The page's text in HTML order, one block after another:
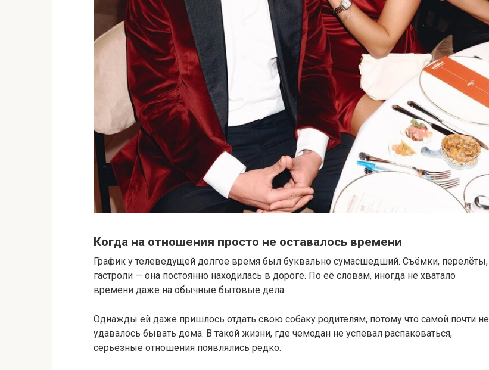
Когда на отношения просто не оставалось времени
График у телеведущей долгое время был буквально сумасшедший. Съёмки, перелёты,
гастроли — она постоянно находилась в дороге. По её словам, иногда не хватало
времени даже на обычные бытовые дела.
Однажды ей даже пришлось отдать свою собаку родителям, потому что самой почти не
удавалось бывать дома. В такой жизни, где чемодан не успевал распаковаться,
серьёзные отношения появлялись редко.